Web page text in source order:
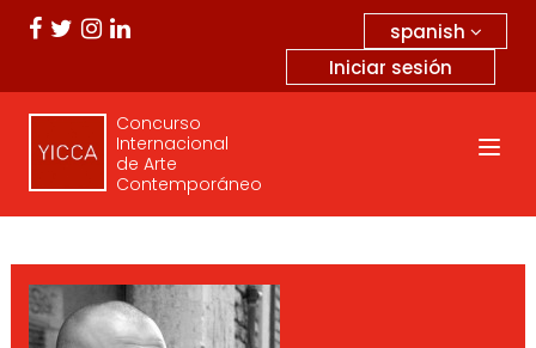
spanish
Iniciar sesión
Concurso
Internacional
de Arte
Contemporáneo